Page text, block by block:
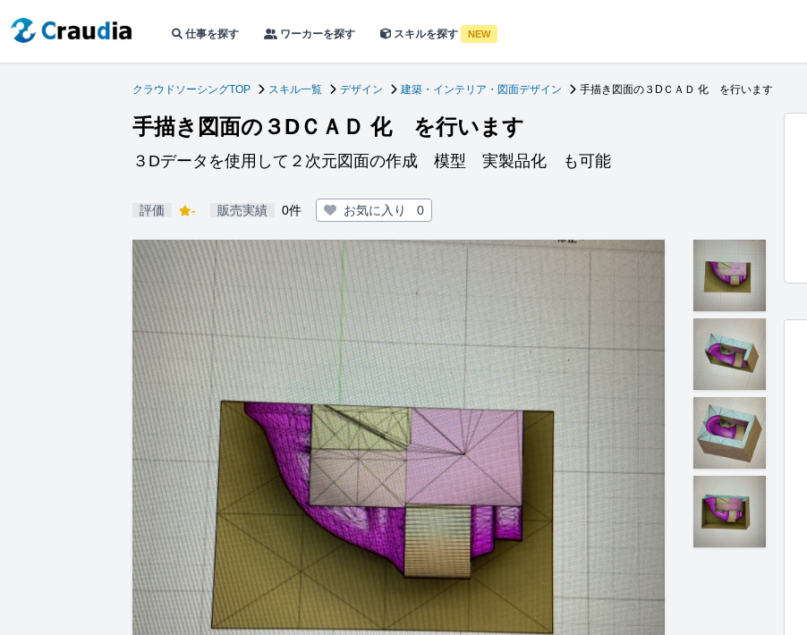
仕事を探す ワーカーを探す スキルを探す NEW
クラウドソーシングTOP スキル一覧 デザイン 建築・インテリア・図面デザイン 手描き図面の３DＣＡＤ 化 を行います
手描き図面の３DＣＡＤ 化 を行います
３Dデータを使用して２次元図面の作成 模型 実製品化 も可能
評価 - 販売実績 0件 お気に入り 0